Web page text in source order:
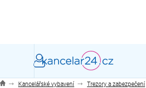
Kancelářské vybavení Trezory a zabezpečení